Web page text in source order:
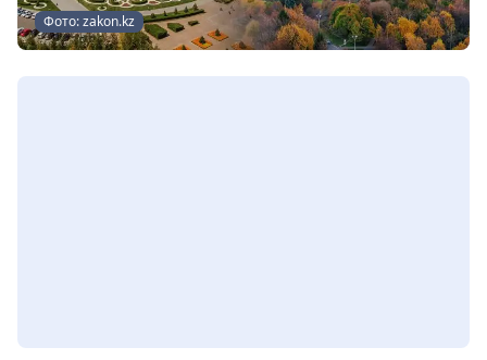
Фото: zakon.kz